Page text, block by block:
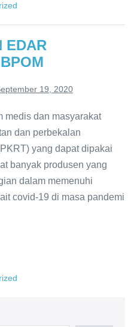
EDAR
19, 2020
medis dan masyarakat
dan perbekalan
yang dapat dipakai
banyak produsen yang
dalam memenuhi
covid-19 di masa pandemi